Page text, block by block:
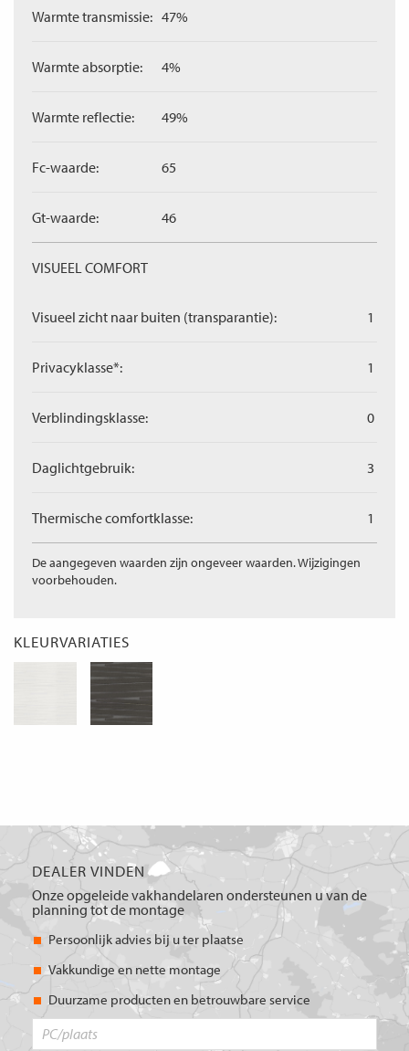
Warmte transmissie: 47%
Warmte absorptie: 4%
Warmte reflectie: 49%
Fc-waarde: 65
Gt-waarde: 46
VISUEEL COMFORT
Visueel zicht naar buiten (transparantie): 1
Privacyklasse*: 1
Verblindingsklasse: 0
Daglichtgebruik: 3
Thermische comfortklasse: 1
De aangegeven waarden zijn ongeveer waarden. Wijzigingen
voorbehouden.
KLEURVARIATIES
DEALER VINDEN
Onze opgeleide vakhandelaren ondersteunen u van de
planning tot de montage
Persoonlijk advies bij u ter plaatse
Vakkundige en nette montage
Duurzame producten en betrouwbare service